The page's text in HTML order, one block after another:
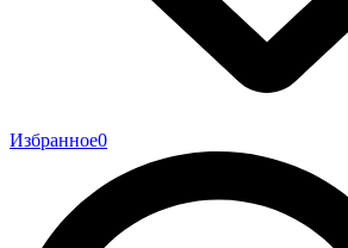
Избранное0